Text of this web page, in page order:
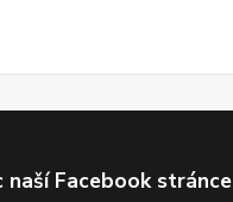
naší Facebook stránce